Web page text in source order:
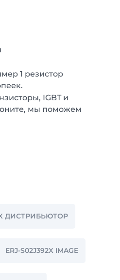
1 резистор
IGBT и
мы поможем
ДИСТРИБЬЮТОР
ERJ-S02J392X IMAGE